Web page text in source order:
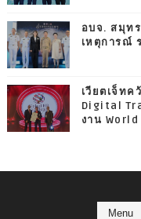
อบจ. สมุท
เหตุการณ์
เวียตเจ็ทค
Digital
งาน